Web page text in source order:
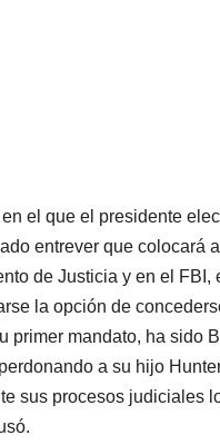
el que el presidente
entrever que colocará
de Justicia y en el FBI,
la opción de
primer mandato, ha sido
a su hijo
sus procesos judiciales